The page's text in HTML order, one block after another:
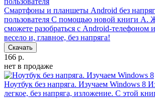
Смартфоны и планшеты Android без
пользователя С помощью новой книги А.
сможете разобраться с Android-телефоном
весело и, главное, без напряга!
Скачать
166 р.
нет в продаже
Ноутбук без напряга. Изучаем Windows 8
легкое, без напряга, изложение. С этой